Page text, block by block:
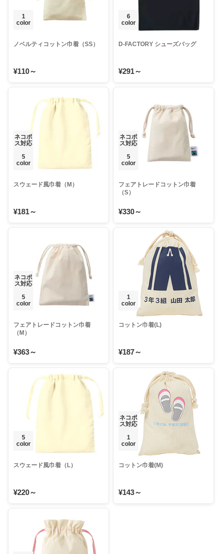
1
color
ノベルティコットン巾着（SS）
¥110～
6
color
D-FACTORY シューズバッグ
¥291～
ネコポ
ス対応
5
color
スウェード風巾着（M）
¥181～
ネコポ
ス対応
5
color
フェアトレードコットン巾着
（S）
¥330～
ネコポ
ス対応
5
color
フェアトレードコットン巾着
（M）
¥363～
1
color
コットン巾着(L)
¥187～
5
color
スウェード風巾着（L）
¥220～
ネコポ
ス対応
1
color
コットン巾着(M)
¥143～